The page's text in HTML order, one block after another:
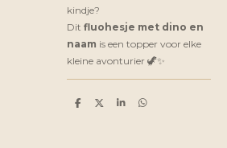
kindje?
Dit fluohesje met dino en
naam is een topper voor elke
kleine avonturier 🦖✨
D
D
S
D